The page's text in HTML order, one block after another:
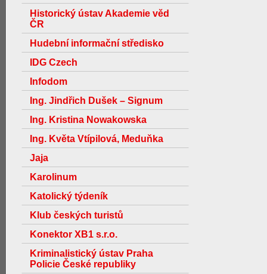
Historický ústav Akademie věd
ČR
Hudební informační středisko
IDG Czech
Infodom
Ing. Jindřich Dušek – Signum
Ing. Kristina Nowakowska
Ing. Květa Vtípilová, Meduňka
Jaja
Karolinum
Katolický týdeník
Klub českých turistů
Konektor XB1 s.r.o.
Kriminalistický ústav Praha
Policie České republiky